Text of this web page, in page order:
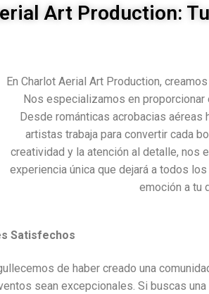
Art Production:
En Charlot Aerial Art Production,
Nos especializamos en
Desde románticas acrobacias
artistas trabaja para convertir cada
creatividad y la atención al detalle, nos
experiencia única que dejará a todos
emoción a tu
Satisfechos
de haber creado una
sean excepcionales. Si buscas